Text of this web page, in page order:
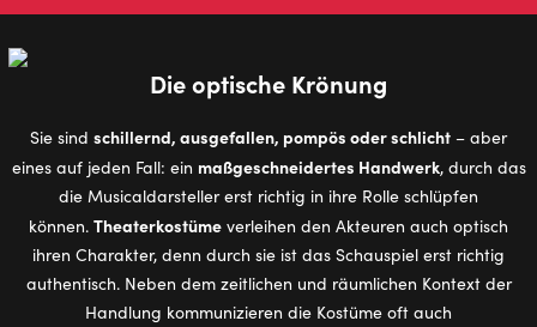
Die optische Krönung
Sie sind schillernd, ausgefallen, pompös oder schlicht – aber
eines auf jeden Fall: ein maßgeschneidertes Handwerk, durch das
die Musicaldarsteller erst richtig in ihre Rolle schlüpfen
können. Theaterkostüme verleihen den Akteuren auch optisch
ihren Charakter, denn durch sie ist das Schauspiel erst richtig
authentisch. Neben dem zeitlichen und räumlichen Kontext der
Handlung kommunizieren die Kostüme oft auch